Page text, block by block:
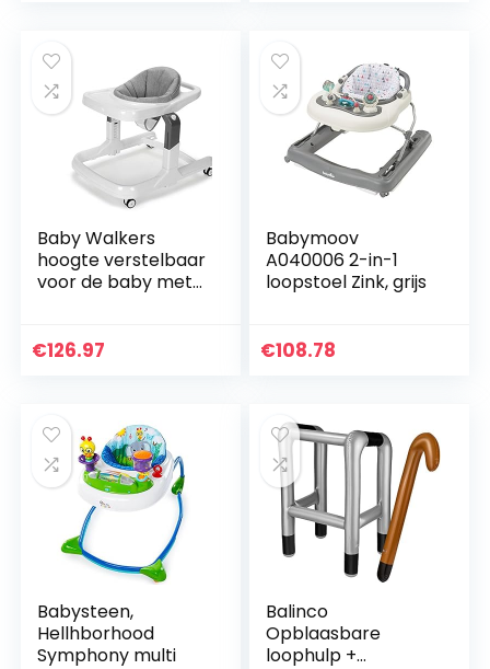
Baby Walkers
hoogte verstelbaar
voor de baby met
poten
€126.97
Babymoov
A040006 2-in-1
loopstoel Zink, grijs
€108.78
Babysteen,
Hellhborhood
Symphony multi
Balinco
Opblaasbare
loophulp +